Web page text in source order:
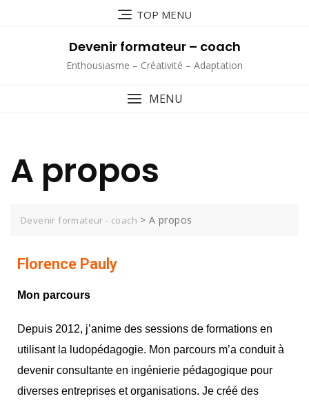
TOP MENU
Devenir formateur – coach
Enthousiasme – Créativité – Adaptation
MENU
A propos
Devenir formateur - coach >A propos
Florence Pauly
Mon parcours
Depuis 2012, j’anime des sessions de formations en
utilisant la ludopédagogie. Mon parcours m’a conduit à
devenir consultante en ingénierie pédagogique pour
diverses entreprises et organisations. Je créé des